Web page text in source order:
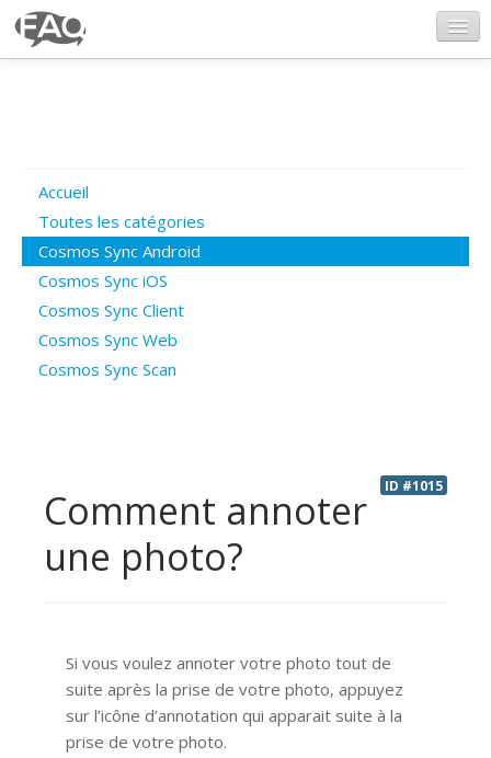
Poser une question
Questions ouvertes
Connexion
Accueil
Toutes les catégories
Cosmos Sync Android
Cosmos Sync iOS
Cosmos Sync Client
Cosmos Sync Web
Cosmos Sync Scan
ID #1015
Comment annoter
une photo?
Si vous voulez annoter votre photo tout de
suite après la prise de votre photo, appuyez
sur l’icône d’annotation qui apparait suite à la
prise de votre photo.